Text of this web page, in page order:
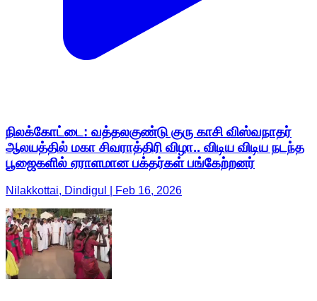
நிலக்கோட்டை: வத்தலகுண்டு குரு காசி விஸ்வநாதர்
ஆலயத்தில் மகா சிவராத்திரி விழா.. விடிய விடிய நடந்த
பூஜைகளில் ஏராளமான பக்தர்கள் பங்கேற்றனர்
Nilakkottai, Dindigul | Feb 16, 2026